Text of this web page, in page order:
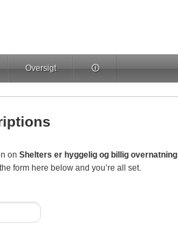
Oversigt 🛈
on Shelters er hyggelig og billig overnatning
form here below and you’re all set.